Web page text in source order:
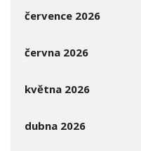
července 2026
června 2026
května 2026
dubna 2026